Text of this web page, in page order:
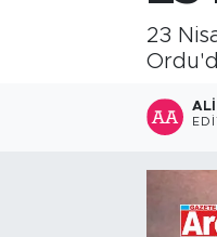
23
Süper Lig Puan
Tüm Manşetler